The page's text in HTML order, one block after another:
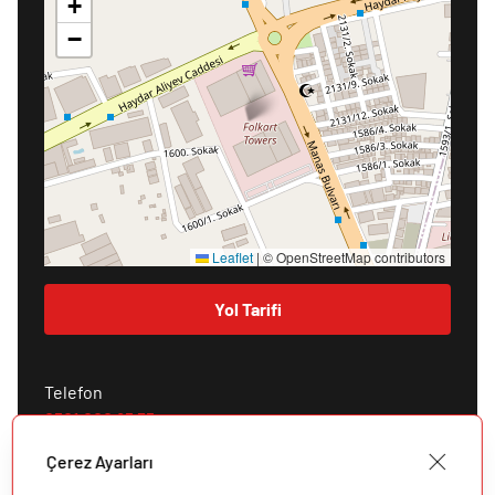
+
−
Leaflet | © OpenStreetMap contributors
Yol Tarifi
Telefon
0501 000 85 35
Çerez Ayarları